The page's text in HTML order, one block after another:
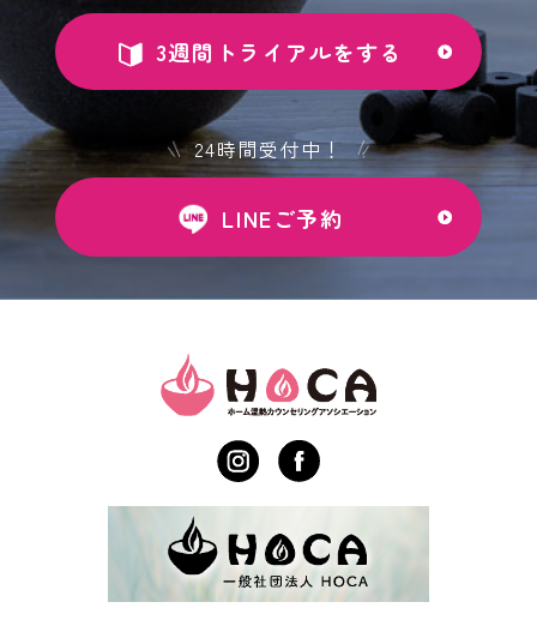
3週間トライアルをする
24時間受付中！
LINEご予約